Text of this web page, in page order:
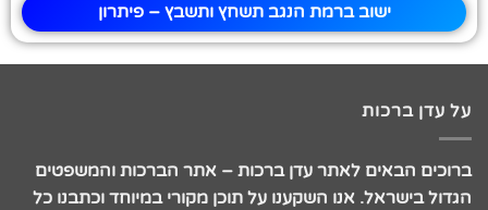
ישוב ברמת הנגב תשחץ ותשבץ – פיתרון
על עדן ברכות
ברוכים הבאים לאתר עדן ברכות – אתר הברכות והמשפטים
הגדול בישראל. אנו השקענו על תוכן מקורי במיוחד וכתבנו כל